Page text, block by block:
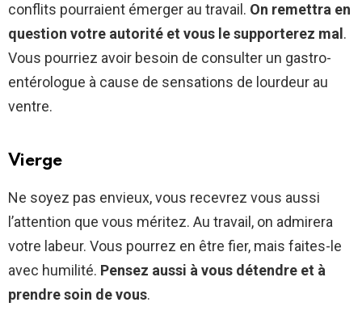
conflits pourraient émerger au travail. On remettra en
question votre autorité et vous le supporterez mal .
Vous pourriez avoir besoin de consulter un gastro-
entérologue à cause de sensations de lourdeur au
ventre.
Vierge
Ne soyez pas envieux, vous recevrez vous aussi
l’attention que vous méritez. Au travail, on admirera
votre labeur. Vous pourrez en être fier, mais faites-le
avec humilité. Pensez aussi à vous détendre et à
prendre soin de vous.